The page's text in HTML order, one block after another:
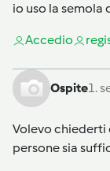
io uso la semola
Accedio
Ospite1.
Volevo chiederti
persone sia